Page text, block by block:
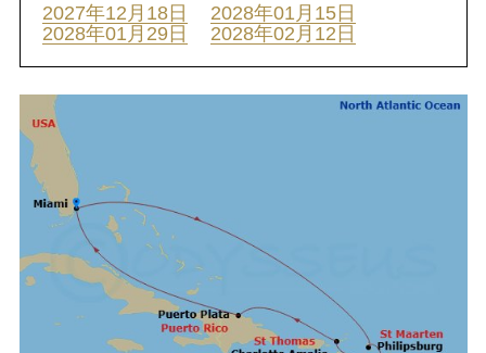
2027年12月18日
2028年01月15日
2028年01月29日
2028年02月12日